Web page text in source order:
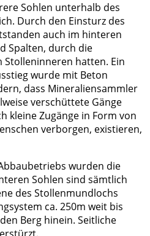
Sohlen unterhalb des
Durch den Einsturz des
auch im hinteren
Spalten, durch die
Stolleninneren hatten. Ein
wurde mit Beton
dass Mineraliensammler
verschüttete Gänge
kleine Zugänge in Form von
verborgen, existieren,
wurden die
Sohlen sind sämtlich
des Stollenmundlochs
ca. 250m weit bis
Berg hinein. Seitliche